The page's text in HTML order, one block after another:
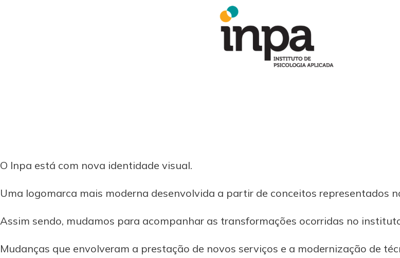
O Inpa está com nova identidade visual.
Uma logomarca mais moderna desenvolvida a partir de conceitos representados
Assim sendo, mudamos para acompanhar as transformações ocorridas no
Mudanças que envolveram a prestação de novos serviços e a modernização de